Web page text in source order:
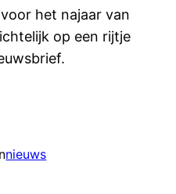
het najaar van
op een rijtje
nieuws